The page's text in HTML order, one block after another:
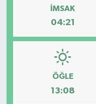
İMSAK
04:21
ÖĞLE
13:08